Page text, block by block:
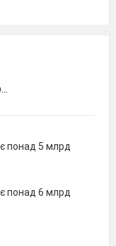
понад 5 млрд
понад 6 млрд